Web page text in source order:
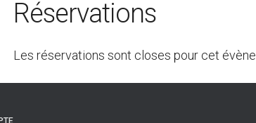
Réservations
Les réservations sont closes pour cet